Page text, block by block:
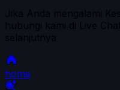
Jika Anda mengalami
hubungi kami di Live
selanjutnya
home